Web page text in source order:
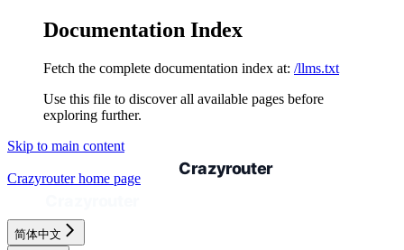
Documentation Index
Fetch the complete documentation index at: /llms.txt
Use this file to discover all available pages before
exploring further.
Skip to main content
Crazyrouterhome page
简体中文